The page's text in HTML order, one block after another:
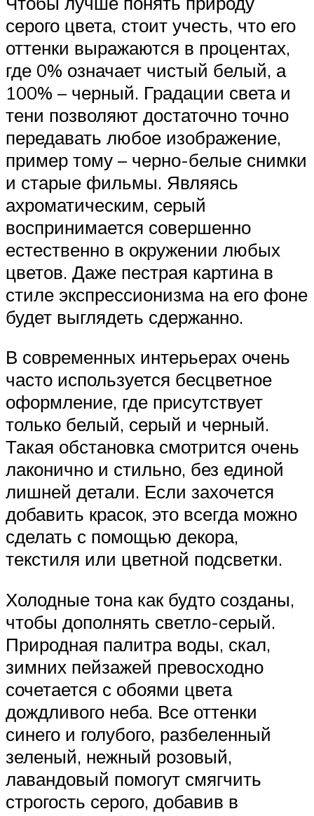
серого цвета, стоит учесть, что его
оттенки выражаются в процентах,
где 0% означает чистый белый, а
100% – черный. Градации света и
тени позволяют достаточно точно
передавать любое изображение,
пример тому – черно-белые снимки
и старые фильмы. Являясь
ахроматическим, серый
воспринимается совершенно
естественно в окружении любых
цветов. Даже пестрая картина в
стиле экспрессионизма на его фоне
будет выглядеть сдержанно.
В современных интерьерах очень
часто используется бесцветное
оформление, где присутствует
только белый, серый и черный.
Такая обстановка смотрится очень
лаконично и стильно, без единой
лишней детали. Если захочется
добавить красок, это всегда можно
сделать с помощью декора,
текстиля или цветной подсветки.
Холодные тона как будто созданы,
чтобы дополнять светло-серый.
Природная палитра воды, скал,
зимних пейзажей превосходно
сочетается с обоями цвета
дождливого неба. Все оттенки
синего и голубого, разбеленный
зеленый, нежный розовый,
лавандовый помогут смягчить
строгость серого, добавив в